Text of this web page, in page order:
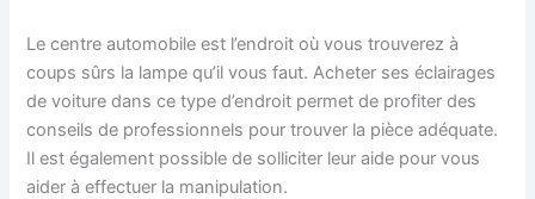
Le centre automobile est l’endroit où vous trouverez à
coups sûrs la lampe qu’il vous faut. Acheter ses éclairages
de voiture dans ce type d’endroit permet de profiter des
conseils de professionnels pour trouver la pièce adéquate.
Il est également possible de solliciter leur aide pour vous
aider à effectuer la manipulation.